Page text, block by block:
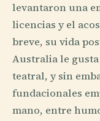
levantaron una
licencias y el
breve, su vida
Australia le
teatral, y sin
fundacionales
mano, entre